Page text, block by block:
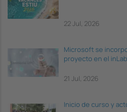
22 Jul, 2026
Microsoft se
proyecto en el
21 Jul, 2026
Inicio de curso y